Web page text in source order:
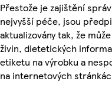
Přestože je zajištění
nejvyšší péče, jsou
aktualizovány tak, že
živin, dietetických
etiketu na výrobku a
na internetových